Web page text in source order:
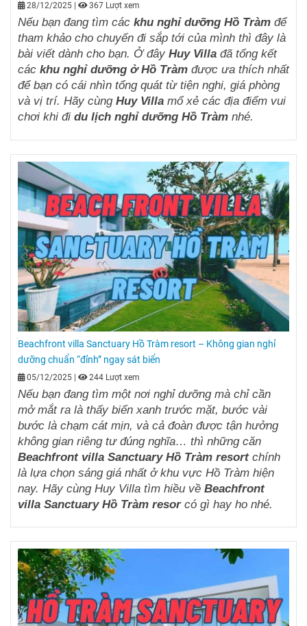
28/12/2025 367 Lượt xem
Nếu bạn đang tìm các khu nghỉ dưỡng Hồ Tràm để
tham khảo cho chuyến đi sắp tới của mình thì đây là
bài viết dành cho bạn. Ở đây Huy Villa đã tổng kết
các khu nghỉ dưỡng ở Hồ Tràm được ưa thích nhất
để bạn có cái nhìn tổng quát từ tiện nghi, giá phòng
và vị trí. Hãy cùng Huy Villa mổ xẻ các địa điểm vui
chơi khi đi du lịch nghỉ dưỡng Hồ Tràm nhé.
Beachfront villa Sanctuary Hồ Tràm resort – Không gian nghỉ
dưỡng chuẩn “đỉnh” ngay sát biển
05/12/2025 | 244 Lượt xem
Nếu bạn đang tìm một nơi nghỉ dưỡng mà chỉ cần
mở mắt ra là thấy biển xanh trước mặt, bước vài
bước là chạm cát mịn, và cả đoàn được tận hưởng
không gian riêng tư đúng nghĩa… thì những căn
Beachfront villa Sanctuary Hồ Tràm resortchính
là lựa chọn sáng giá nhất ở khu vực Hồ Tràm hiện
nay. Hãy cùng Huy Villa tìm hiều về Beachfront
villa Sanctuary Hồ Tràm resor có gì hay ho nhé.